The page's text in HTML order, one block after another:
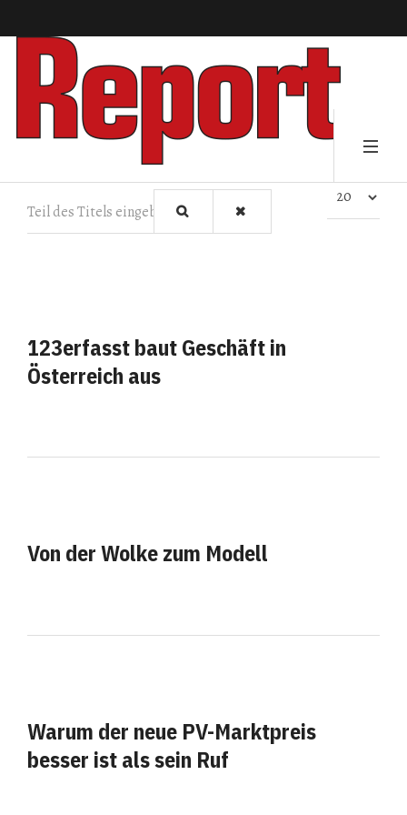
Teil des Titels eingeben Anzeige #
123erfasst baut Geschäft in
Österreich aus
Von der Wolke zum Modell
Warum der neue PV-Marktpreis
besser ist als sein Ruf